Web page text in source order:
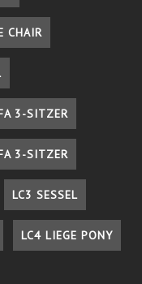
CHAIR
3-SITZER
3-SITZER
LC3 SESSEL
LC4 LIEGE PONY